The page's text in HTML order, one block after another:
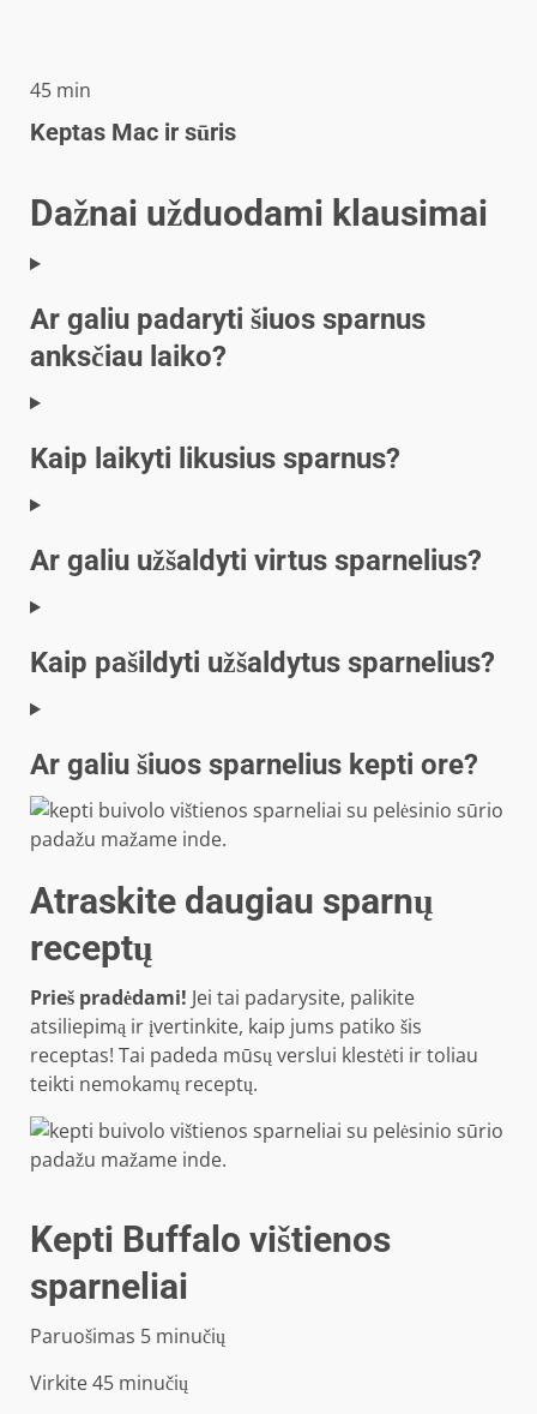
45minučių
min
Keptas Mac ir sūris
Dažnai užduodami klausimai
Ar galiu padaryti šiuos sparnus
anksčiau laiko?
Kaip laikyti likusius sparnus?
Ar galiu užšaldyti virtus sparnelius?
Kaip pašildyti užšaldytus sparnelius?
Ar galiu šiuos sparnelius kepti ore?
Atraskite daugiau sparnų
receptų
Prieš pradėdami! Jei tai padarysite, palikite
atsiliepimą ir įvertinkite, kaip jums patiko šis
receptas! Tai padeda mūsų verslui klestėti ir toliau
teikti nemokamų receptų.
Kepti Buffalo vištienos
sparneliai
Paruošimas 5minučių
minučių
Virkite45minučių
minučių